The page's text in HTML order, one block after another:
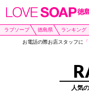
徳
ラブソープ 徳島県 ランキング
お電話の際お店スタッフに
人気